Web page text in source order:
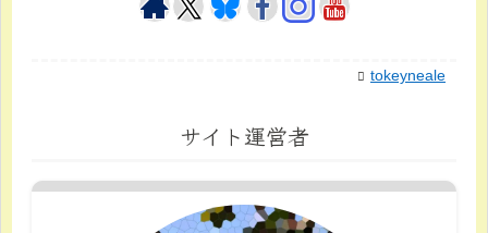
tokeyneale
サイト運営者